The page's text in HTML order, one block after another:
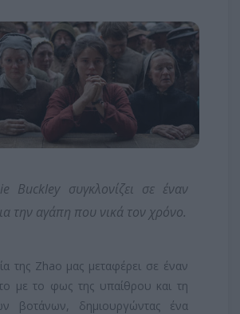
Buckley συγκλονίζει σε έναν
την αγάπη που νικά τον χρόνο.
της Zhao μας μεταφέρει σε έναν
με το φως της υπαίθρου και τη
βοτάνων, δημιουργώντας ένα